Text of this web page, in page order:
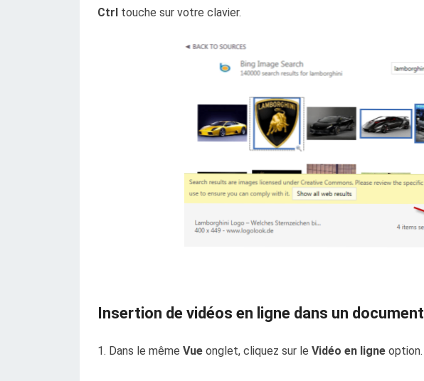
Ctrl touche sur votre clavier.
Insertion de vidéos en ligne dans un document
1. Dans le même Vue onglet, cliquez sur le Vidéo en ligne option.